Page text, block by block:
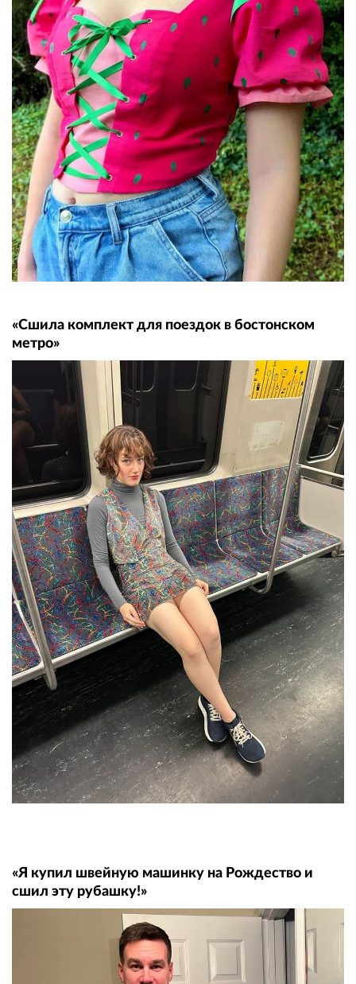
«Сшила комплект для поездок в бостонском
метро»
«Я купил швейную машинку на Рождество и
сшил эту рубашку!»